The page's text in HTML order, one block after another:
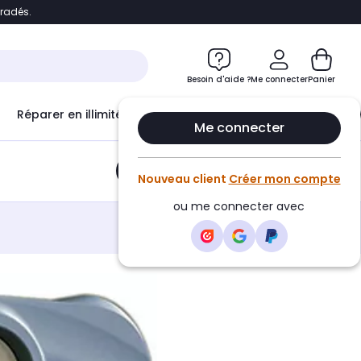
Accéder directement au chatbot
Besoin d'aide ?Me connecter
Me connecter
Nouveau client Créer mon compte
ou me connecter avec
Panier
Réparer en illimité avec Le Club Infinity
Ajouter au panier